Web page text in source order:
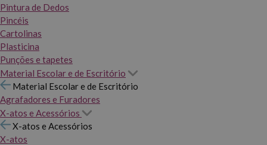
Pintura de Dedos
Pincéis
Cartolinas
Plasticina
Punções e tapetes
Material Escolar e de Escritório
Material Escolar e de Escritório
Agrafadores e Furadores
X-atos e Acessórios
X-atos e Acessórios
X-atos